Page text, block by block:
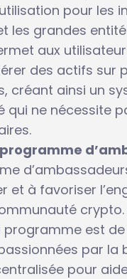
pour les
les grandes
aux
des actifs sur
créant ainsi un
qui ne nécessite
et à favoriser
crypto.
programme est
par la
pour